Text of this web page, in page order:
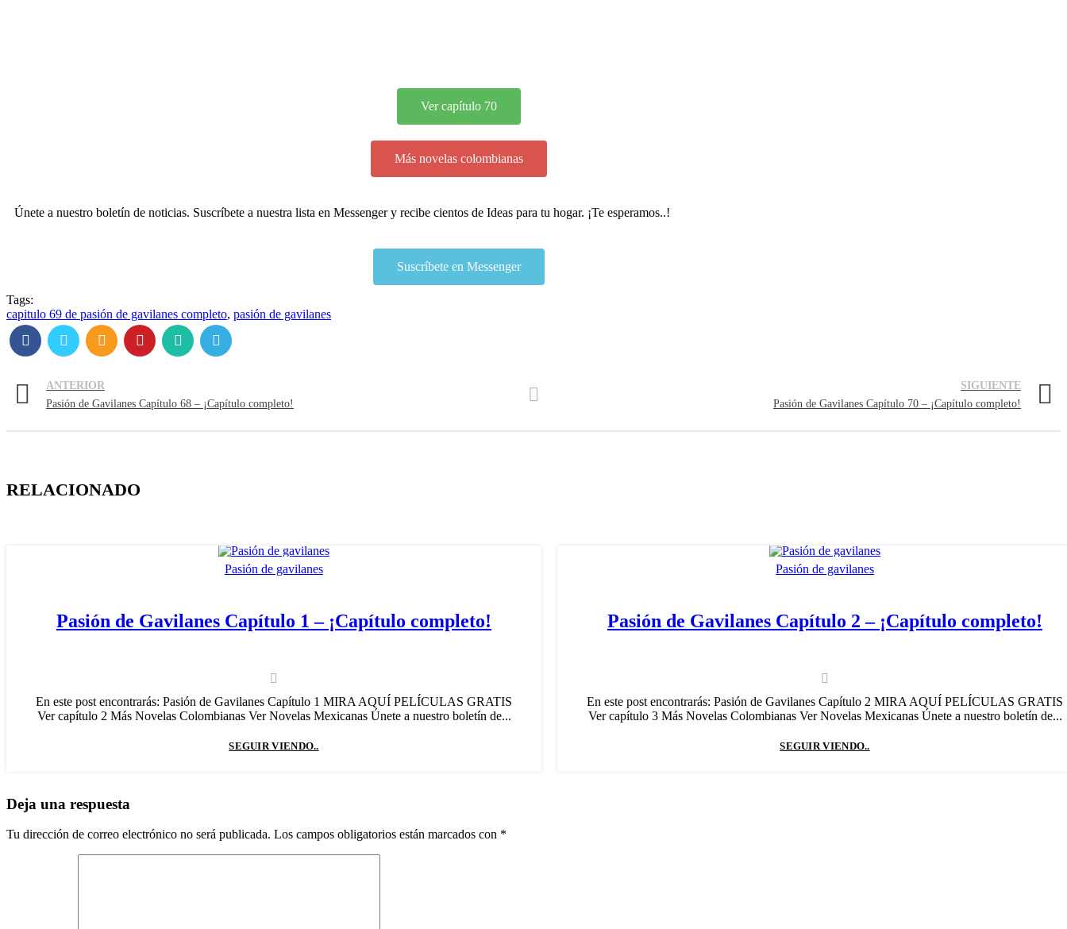
Ver capítulo 70
Más novelas colombianas
Únete a nuestro boletín de noticias. Suscríbete a nuestra lista en Messenger y recibe cientos de Ideas para tu hogar. ¡Te esperamos..!
Suscríbete en Messenger
Tags:
capitulo 69 de pasión de gavilanes completo, pasión de gavilanes
ANTERIOR
Pasión de Gavilanes Capítulo 68 – ¡Capítulo completo!
SIGUIENTE
Pasión de Gavilanes Capítulo 70 – ¡Capítulo completo!
RELACIONADO
Pasión de gavilanes
Pasión de Gavilanes Capítulo 1 – ¡Capítulo completo!
En este post encontrarás: Pasión de Gavilanes Capítulo 1 MIRA AQUÍ PELÍCULAS GRATIS
Ver capítulo 2 Más Novelas Colombianas Ver Novelas Mexicanas Únete a nuestro boletín de...
SEGUIR VIENDO..
Pasión de gavilanes
Pasión de Gavilanes Capítulo 2 – ¡Capítulo completo!
En este post encontrarás: Pasión de Gavilanes Capítulo 2 MIRA AQUÍ PELÍCULAS GRATIS
Ver capítulo 3 Más Novelas Colombianas Ver Novelas Mexicanas Únete a nuestro boletín de...
SEGUIR VIENDO..
Deja una respuesta
Tu dirección de correo electrónico no será publicada. Los campos obligatorios están marcados con *
Facebook
Twitter